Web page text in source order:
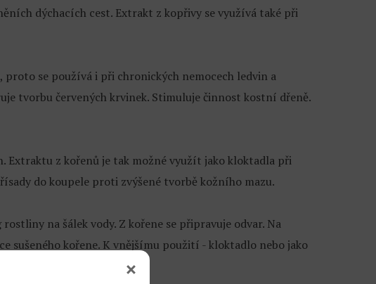
dýchacích cest. Extrakt z kopřivy se využívá také při
se používá i při chronických nemocech ledvin a
tvorbu červených krvinek. Stimuluje činnost kostní dřeně.
Extraktu z kořenů je tak možné využít jako kloktadla při
do koupele proti zvýšené tvorbě kožního mazu.
na šálek vody. Z kořene se připravuje odvar. Na
sušeného kořene. K vnějšímu použití - kloktadlo nebo jako
odvaru.